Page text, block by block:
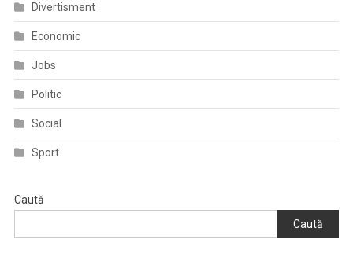
Divertisment
Economic
Jobs
Politic
Social
Sport
Caută
Caută